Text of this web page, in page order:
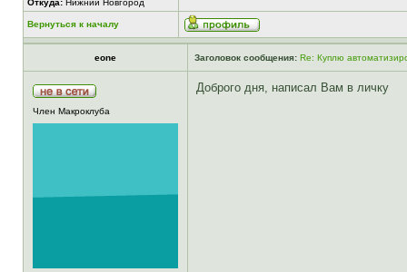
Откуда: Нижний Новгород
Вернуться к началу
eone Заголовок сообщения: Re: Куплю
Член Макроклуба
Доброго дня, написал Вам в личку